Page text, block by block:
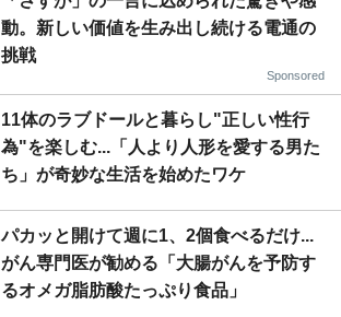
動。新しい価値を生み出し続ける電通の
挑戦
Sponsored
11体のラブドールと暮らし"正しい性行
為"を楽しむ...「人より人形を愛する男た
ち」が奇妙な生活を始めたワケ
パカッと開けて週に1、2個食べるだけ...
がん専門医が勧める「大腸がんを予防す
るオメガ脂肪酸たっぷり食品」